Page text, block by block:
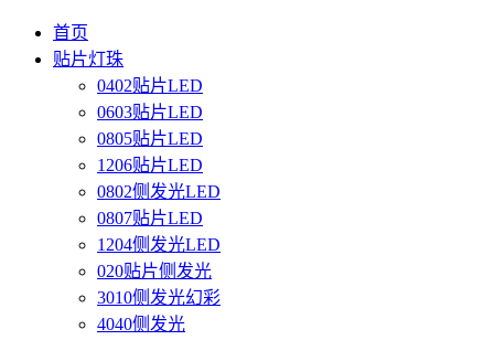
首页
贴片灯珠
0402贴片LED
0603贴片LED
0805贴片LED
1206贴片LED
0802侧发光LED
0807贴片LED
1204侧发光LED
020贴片侧发光
3010侧发光幻彩
4040侧发光